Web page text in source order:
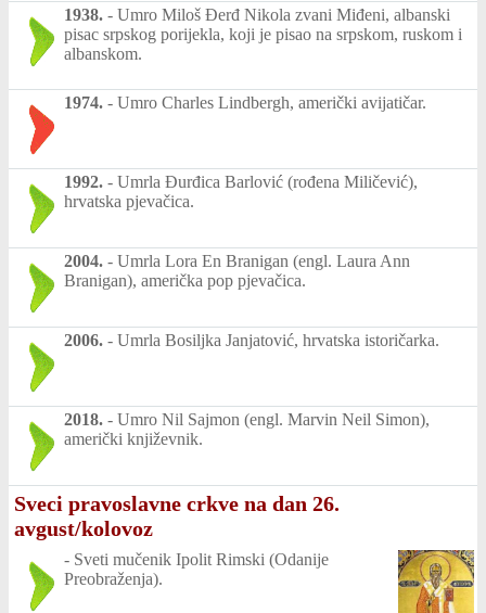
1938. - Umro Miloš Đerđ Nikola zvani Miđeni, albanski
pisac srpskog porijekla, koji je pisao na srpskom, ruskom i
albanskom.
1974. - Umro Charles Lindbergh, američki avijatičar.
1992. - Umrla Đurđica Barlović (rođena Miličević),
hrvatska pjevačica.
2004. - Umrla Lora En Branigan (engl. Laura Ann
Branigan), američka pop pjevačica.
2006. - Umrla Bosiljka Janjatović, hrvatska istoričarka.
2018. - Umro Nil Sajmon (engl. Marvin Neil Simon),
američki književnik.
Sveci pravoslavne crkve na dan 26.
avgust/kolovoz
- Sveti mučenik Ipolit Rimski (Odanije
Preobraženja).